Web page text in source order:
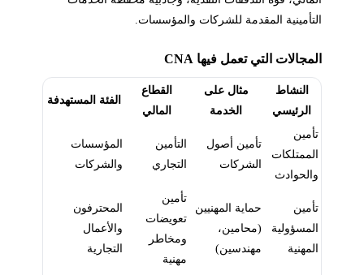
التأمينية المقدمة للشركات والمؤسسات.
المجالات التي تعمل فيها CNA
النشاط
الرئيسي
مثال على
الخدمة
القطاع
المالي
الفئة المستهدفة
تأمين
الممتلكات
والحوادث
تأمين أصول
الشركات
التأمين
التجاري
المؤسسات
والشركات
تأمين
المسؤولية
المهنية
حماية المهنيين
(محامين،
مهندسين)
تأمين
تعويضات
ومخاطر
مهنية
المحترفون
والأعمال
التجارية